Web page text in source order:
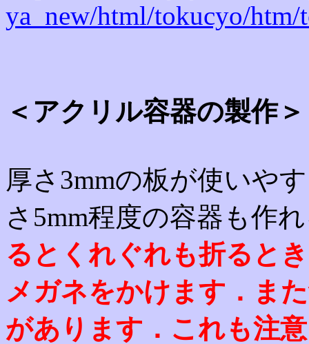
ya_new/html/tokucyo/htm/
＜アクリル容器の製作＞
厚さ3mmの板が使いや
さ5mm程度の容器も作
るとくれぐれも折ると
メガネをかけます．ま
があります．これも注